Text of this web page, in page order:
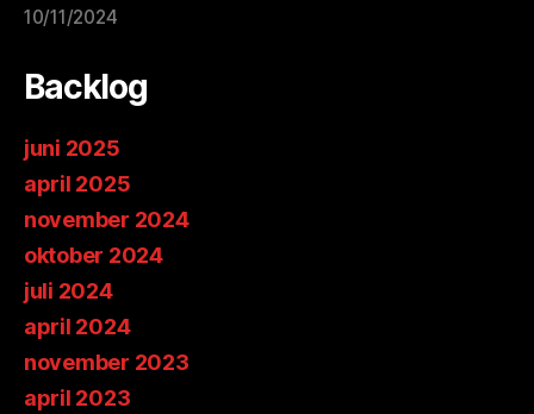
10/11/2024
Backlog
juni 2025
april 2025
november 2024
oktober 2024
juli 2024
april 2024
november 2023
april 2023